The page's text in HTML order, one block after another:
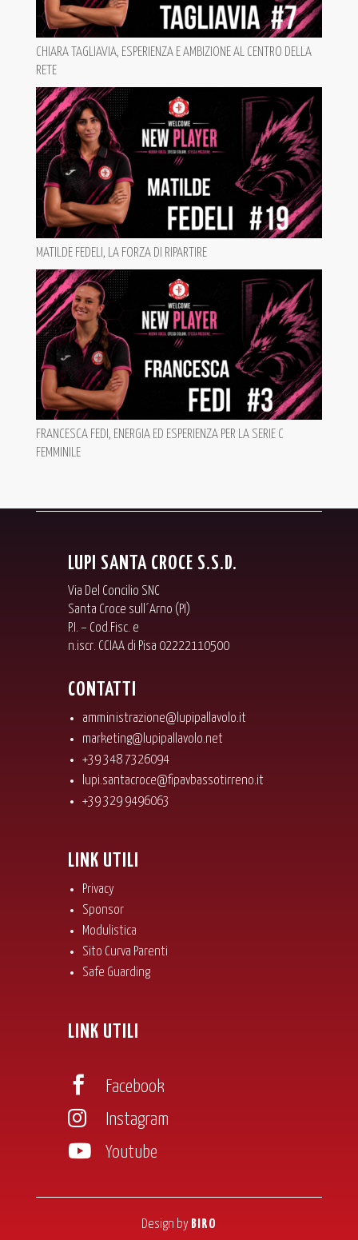
CHIARA TAGLIAVIA, ESPERIENZA E AMBIZIONE AL CENTRO DELLA
RETE
MATILDE FEDELI, LA FORZA DI RIPARTIRE
FRANCESCA FEDI, ENERGIA ED ESPERIENZA PER LA SERIE C
FEMMINILE
LUPI SANTA CROCE S.S.D.
Via Del Concilio SNC
Santa Croce sull´Arno (PI)
P.I. – Cod.Fisc. e
n.iscr. CCIAA di Pisa 02222110500
CONTATTI
amministrazione@lupipallavolo.it
marketing@lupipallavolo.net
+39 348 7326094
lupi.santacroce@fipavbassotirreno.it
+39 329 9496063
LINK UTILI
Privacy
Sponsor
Modulistica
Sito Curva Parenti
Safe Guarding
LINK UTILI
 Facebook
 Instagram
 Youtube
Design by BIRO